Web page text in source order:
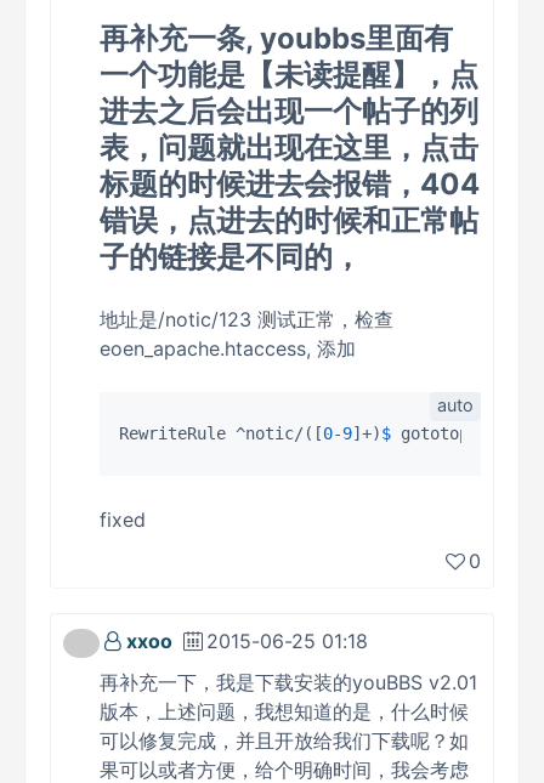
再补充一条, youbbs里面有
一个功能是【未读提醒】，点
进去之后会出现一个帖子的列
表，问题就出现在这里，点击
标题的时候进去会报错，404
错误，点进去的时候和正常帖
子的链接是不同的，
地址是/notic/123 测试正常，检查
eoen_apache.htaccess, 添加
RewriteRule ^notic/([0-9]+)$
fixed
0
xxoo
2015-06-25 01:18
再补充一下，我是下载安装的youBBS v2.01
版本，上述问题，我想知道的是，什么时候
可以修复完成，并且开放给我们下载呢？如
果可以或者方便，给个明确时间，我会考虑